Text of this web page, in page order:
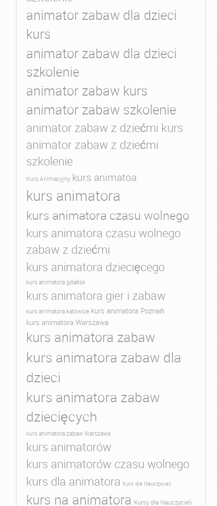
animator zabaw dla dzieci
kurs
animator zabaw dla dzieci
szkolenie
animator zabaw kurs
animator zabaw szkolenie
animator zabaw z dziećmi kurs
animator zabaw z dziećmi
szkolenie
Kurs Animacyjny kurs animatoa
kurs animatora
kurs animatora czasu wolnego
kurs animatora czasu wolnego
zabaw z dziećmi
kurs animatora dziecięcego
kurs animatora gdańsk
kurs animatora gier i zabaw
kurs animatora katowice kurs animatora Poznań
kurs animatora Warszawa
kurs animatora zabaw
kurs animatora zabaw dla
dzieci
kurs animatora zabaw
dziecięcych
kurs animatora zabaw Warszawa
kurs animatorów
kurs animatorów czasu wolnego
kurs dla animatora Kurs dla Nauczycieli
kurs na animatora Kursy dla Nauczycieli